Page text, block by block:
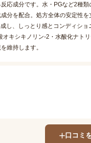
応成分です。水・PGなど2種類
分を配合。処方全体の安定性を
し、しっとり感とコンディショ
キシキノリン-2・水酸化ナト
維持します。
口コミ